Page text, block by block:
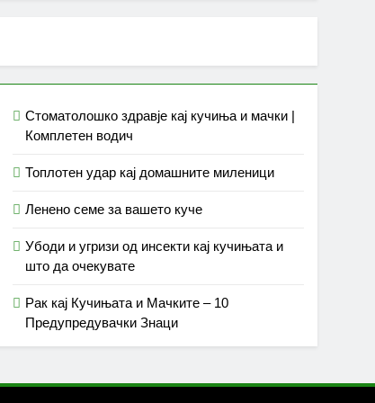
Стоматолошко здравје кај кучиња и мачки |
Комплетен водич
Топлотен удар кај домашните миленици
Ленено семе за вашето куче
Убоди и угризи од инсекти кај кучињата и
што да очекувате
Рак кај Кучињата и Мачките – 10
Предупредувачки Знаци